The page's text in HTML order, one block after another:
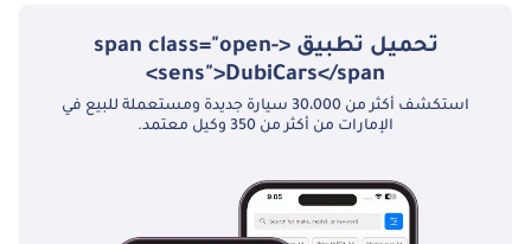
تحميل تطبيق <span class="open-
sens">DubiCars</span>
استكشف أكثر من 30،000 سيارة جديدة ومستعملة للبيع في
الإمارات من أكثر من 350 وكيل معتمد.